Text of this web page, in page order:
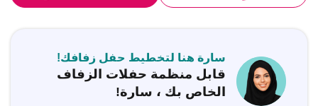
سارة هنا لتخطيط حفل زفافك!
قابل منظمة حفلات الزفاف
الخاص بك ، سارة!